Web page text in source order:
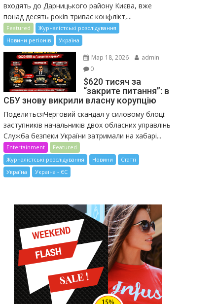
входять до Дарницького району Києва, вже
понад десять років триває конфлікт,...
Featured
Журналістські розслідування
Новини регіонів
Україна
Мар 18, 2026
admin
0
$620 тисяч за
“закрите питання”: в
СБУ знову викрили власну корупцію
ПоделитьсяЧерговий скандал у силовому блоці:
заступників начальників двох обласних управлінь
Служба безпеки України затримали на хабарі...
Entertainment
Featured
Журналістські розслідування
Новини
Статті
Україна
Україна - ЄС